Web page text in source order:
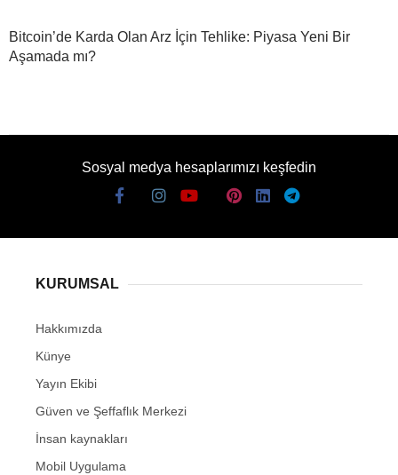
Bitcoin’de Karda Olan Arz İçin Tehlike: Piyasa Yeni Bir
Aşamada mı?
Sosyal medya hesaplarımızı keşfedin
KURUMSAL
Hakkımızda
Künye
Yayın Ekibi
Güven ve Şeffaflık Merkezi
İnsan kaynakları
Mobil Uygulama